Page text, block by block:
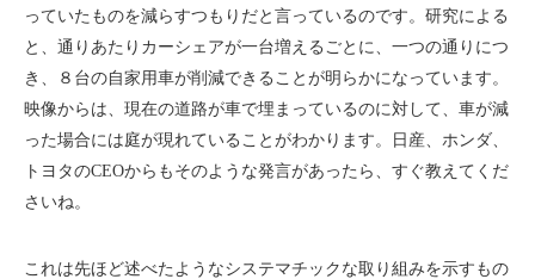
っていたものを減らすつもりだと言っているのです。研究による
と、通りあたりカーシェアが一台増えるごとに、一つの通りにつ
き、８台の自家用車が削減できることが明らかになっています。
映像からは、現在の道路が車で埋まっているのに対して、車が減
った場合には庭が現れていることがわかります。日産、ホンダ、
トヨタのCEOからもそのような発言があったら、すぐ教えてくだ
さいね。
これは先ほど述べたようなシステマチックな取り組みを示すもの